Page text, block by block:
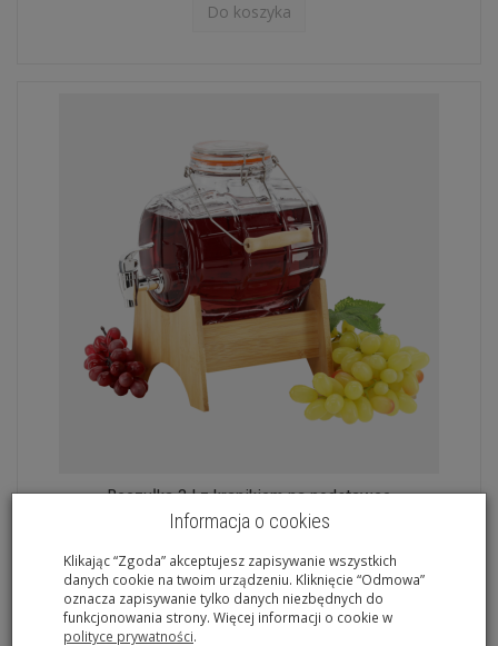
Do koszyka
Beczułka 3 l z kranikiem na podstawce
Rabat:5 %
Do koszyka
Informacja o cookies
Klikając “Zgoda” akceptujesz zapisywanie wszystkich
danych cookie na twoim urządzeniu. Kliknięcie “Odmowa”
oznacza zapisywanie tylko danych niezbędnych do
funkcjonowania strony. Więcej informacji o cookie w
polityce prywatności.